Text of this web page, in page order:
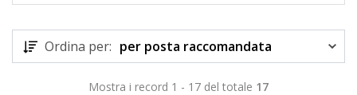
Ordina per: per posta raccomandata
Mostra i record 1 - 17 del totale 17